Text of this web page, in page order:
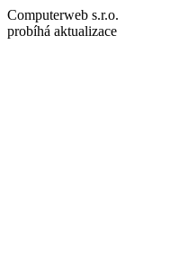
Computerweb s.r.o.
probíhá aktualizace